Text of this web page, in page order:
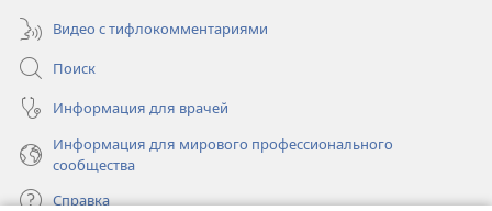
Видео с тифлокомментариями
Поиск
Информация для врачей
Информация для мирового профессионального
сообщества
Справка